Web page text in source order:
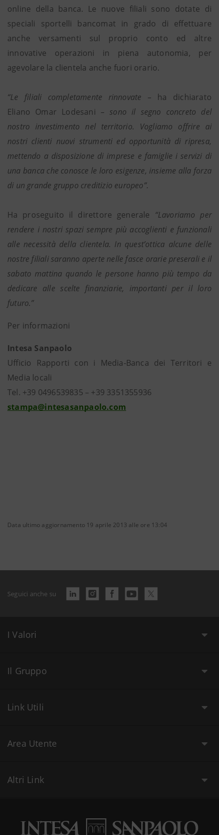
online della banca. Le nuove filiali sono dotate di
speciali sportelli bancomat in grado di effettuare
anche versamenti sul proprio conto ed altre
innovative operazioni in piena autonomia, per
agevolare la clientela anche fuori orario.
“Le filiali completamente rinnovate – ha dichiarato
Eliano Omar Lodesani – sono il segno concreto del
nostro investimento nel territorio. Vogliamo offrire ai
nostri clienti nuovi strumenti ed opportunità di ripresa,
mettendo a disposizione di imprese e famiglie i servizi di
una banca che conosce le loro esigenze, insieme alla forza
di un grande gruppo creditizio europeo”.
Ha proseguito il direttore generale “Lavoriamo per
rendere i nostri spazi sempre più accoglienti e funzionali
alle necessità della clientela. In quest’ottica alcune delle
nostre filiali saranno aperte nelle fasce orarie preserali e il
sabato mattina quando le persone hanno più tempo da
dedicare alle scelte finanziarie, importanti per il loro
futuro.”
Per informazioni
Intesa Sanpaolo
Ufficio Rapporti con i Media-Banca dei Territori e
Media locali
Tel. +39 0496539835 – +39 3351355936
stampa@intesasanpaolo.com
Data ultimo aggiornamento 19 aprile 2013 alle ore 13:04
Seguici anche su
I Valori
Il Gruppo
Link Utili
Area Utente
Altri Link